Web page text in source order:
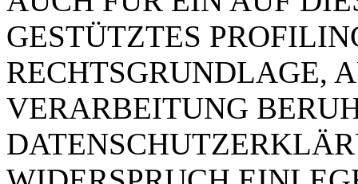
GESTÜTZTES
RECHTSGRUNDLAGE,
VERARBEITUNG